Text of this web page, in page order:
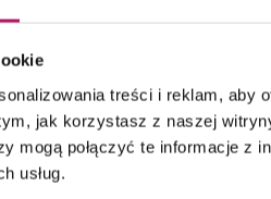
treści i reklam, aby
jak korzystasz z naszej
mogą połączyć te informacje z
usług.
PRODUKT